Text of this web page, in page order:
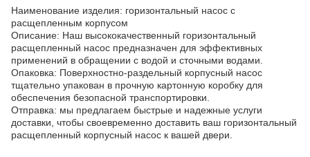
Наименование изделия: горизонтальный насос с
расщепленным корпусом
Описание: Наш высококачественный горизонтальный
расщепленный насос предназначен для эффективных
применений в обращении с водой и сточными водами.
Опаковка: Поверхностно-раздельный корпусный насос
тщательно упакован в прочную картонную коробку для
обеспечения безопасной транспортировки.
Отправка: мы предлагаем быстрые и надежные услуги
доставки, чтобы своевременно доставить ваш горизонтальный
расщепленный корпусный насос к вашей двери.